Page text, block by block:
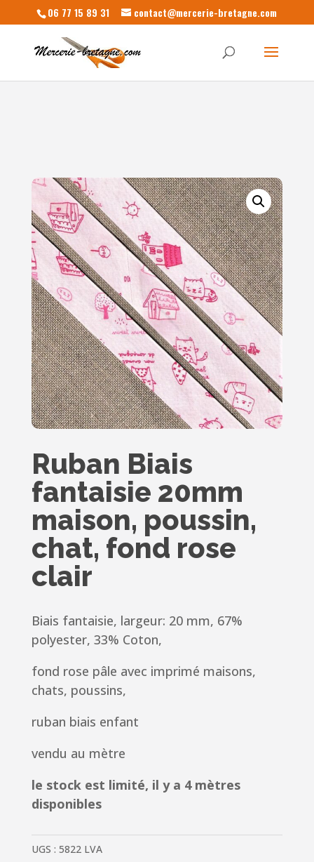
06 77 15 89 31 contact@mercerie-bretagne.com
Ruban Biais
fantaisie 20mm
maison, poussin,
chat, fond rose
clair
Biais fantaisie, largeur: 20 mm, 67%
polyester, 33% Coton,
fond rose pâle avec imprimé maisons,
chats, poussins,
ruban biais enfant
vendu au mètre
le stock est limité, il y a 4 mètres
disponibles
UGS : 5822 LVA